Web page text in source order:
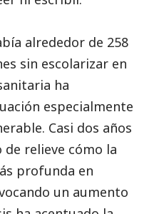
alrededor de 258
sin escolarizar en
ha
especialmente
Casi dos años
relieve cómo la
profunda en
un aumento